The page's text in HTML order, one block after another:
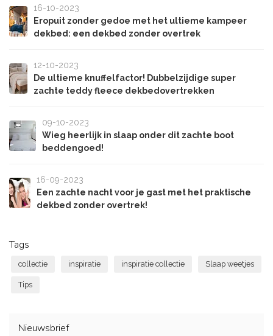
16-10-2023
Eropuit zonder gedoe met het ultieme kampeer
dekbed: een dekbed zonder overtrek
12-10-2023
De ultieme knuffelfactor! Dubbelzijdige super
zachte teddy fleece dekbedovertrekken
09-10-2023
Wieg heerlijk in slaap onder dit zachte boot
beddengoed!
16-09-2023
Een zachte nacht voor je gast met het praktische
dekbed zonder overtrek!
Tags
collectie inspiratie inspiratie collectie Slaap weetjes
Tips
Nieuwsbrief